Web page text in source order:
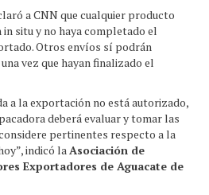
a CNN que cualquier producto
in situ y no haya completado el
Otros envíos sí podrán
vez que hayan finalizado el
a la exportación no está autorizado,
deberá evaluar y tomar las
pertinentes respecto a la
indicó laAsociación de
Exportadores de Aguacate de